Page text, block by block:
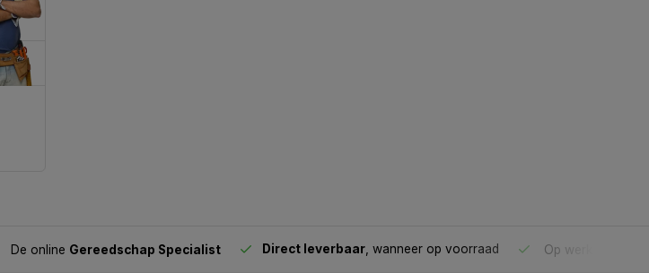
De online Gereedschap Specialist Direct leverbaar , wanneer op voorraad Op werkdagen